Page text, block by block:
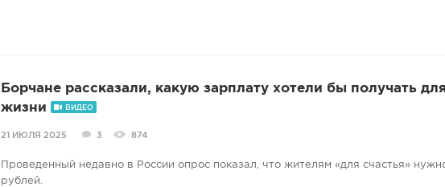
Борчане рассказали, какую зарплату хотели бы получать
жизни
ВИДЕО
21 ИЮЛЯ 2025 3 874
Проведенный недавно в России опрос показал, что жителям «для счастья»
рублей.